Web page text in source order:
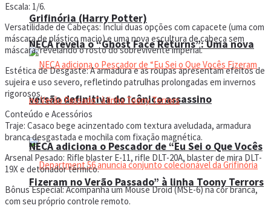
NECA revela o “Ghost Face Returns”: Uma nova
versão definitiva do icônico assassino
Grifinória (Harry Potter)
NECA adiciona o Pescador de “Eu Sei o Que Vocês
Fizeram no Verão Passado” à linha Toony Terrors
Escala: 1/6.
Versatilidade de Cabeças: Inclui duas opções com capacete (uma com
máscara de plástico macio) e uma nova escultura de cabeça sem
máscara, revelando o rosto do sobrevivente imperial.
Estética de Desgaste: A armadura e as roupas apresentam efeitos de
sujeira e uso severo, refletindo patrulhas prolongadas em invernos
rigorosos.
Conteúdo e Acessórios
Traje: Casaco bege acinzentado com textura aveludada, armadura
branca desgastada e mochila com fixação magnética.
Arsenal Pesado: Rifle blaster E-11, rifle DLT-20A, blaster de mira DLT-
19X e detonador térmico.
Bônus Especial: Acompanha um Mouse Droid (MSE-6) na cor branca,
com seu próprio controle remoto.